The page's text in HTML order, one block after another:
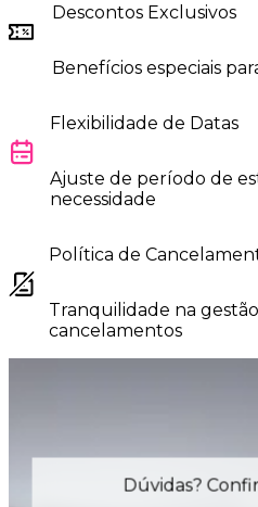
Descontos Exclusivos
Benefícios especiais
Flexibilidade de Datas
Ajuste de período de
necessidade
Política de
Tranquilidade na
cancelamentos
Dúvidas?